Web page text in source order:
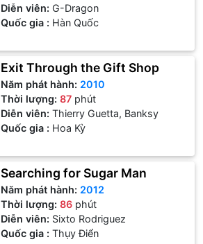
Diễn viên:G-Dragon
Quốc gia : Hàn Quốc
Exit Through the Gift Shop
Năm phát hành: 2010
Thời lượng:87 phút
Diễn viên:Thierry Guetta, Banksy
Quốc gia : Hoa Kỳ
Searching for Sugar Man
Năm phát hành: 2012
Thời lượng:86 phút
Diễn viên: Sixto Rodriguez
Quốc gia : Thụy Điển